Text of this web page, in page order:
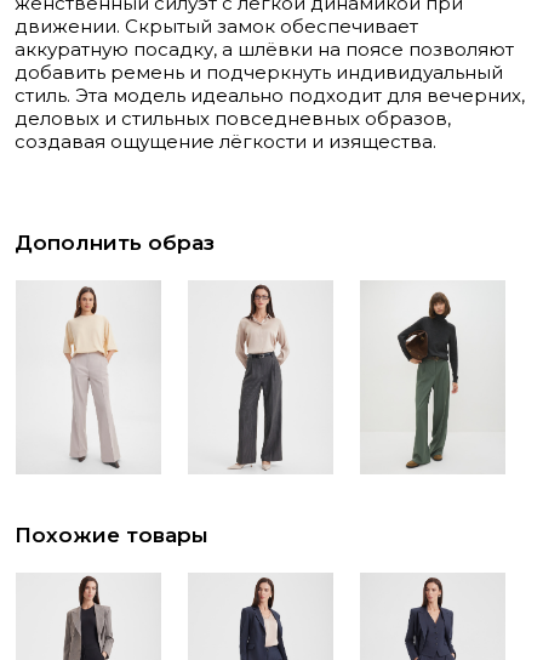
движении. Скрытый замок обеспечивает
аккуратную посадку, а шлёвки на поясе позволяют
добавить ремень и подчеркнуть индивидуальный
стиль. Эта модель идеально подходит для вечерних,
деловых и стильных повседневных образов,
создавая ощущение лёгкости и изящества.
Дополнить образ
Похожие товары